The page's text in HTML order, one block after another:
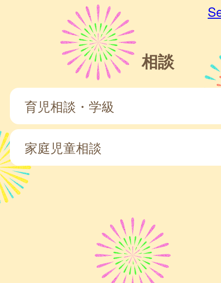
相談
育児相談・学級
家庭児童相談